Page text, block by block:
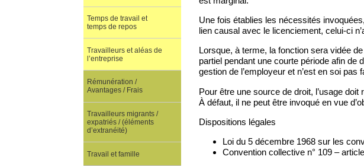
Une fois établies les nécessités
lien causal avec le licenciement, celui-ci
Lorsque, à terme, la fonction sera vidée
partiel pendant une courte période afin de
gestion de l’employeur et n’est en soi pas
Pour être une source de droit, l’usage
À défaut, il ne peut être invoqué en vue
Dispositions légales
Loi du 5 décembre 1968 sur les
Convention collective n° 109 –
Temps de travail et
temps de repos
Travailleurs et aléas de
l’entreprise
Rémunération /
Avantages / Frais
Travailleurs migrants /
expatriés / (éléments
d’extranéité)
Travail et famille